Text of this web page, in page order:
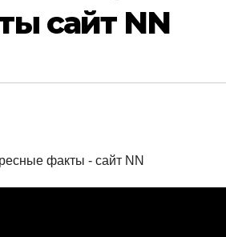
сайт NN